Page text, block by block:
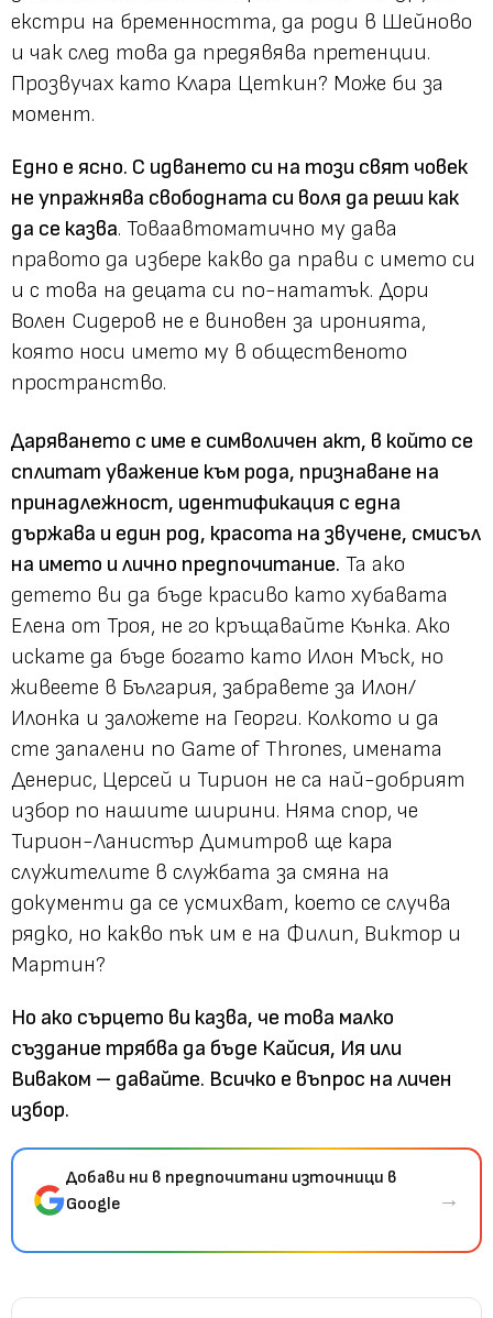
екстри на бременността, да роди в Шейново
и чак след това да предявява претенции.
Прозвучах като Клара Цеткин? Може би за
момент.
Едно е ясно. С идването си на този свят човек
не упражнява свободната си воля да реши как
да се казва. Товаавтоматично му дава
правото да избере какво да прави с името си
и с това на децата си по-нататък. Дори
Волен Сидеров не е виновен за иронията,
която носи името му в общественото
пространство.
Даряването с име е символичен акт, в който се
сплитат уважение към рода, признаване на
принадлежност, идентификация с една
държава и един род, красота на звучене, смисъл
на името и лично предпочитание. Та ако
детето ви да бъде красиво като хубавата
Елена от Троя, не го кръщавайте Кънка. Ако
искате да бъде богато като Илон Мъск, но
живеете в България, забравете за Илон/
Илонка и заложете на Георги. Колкото и да
сте запалени по Game of Тhrones, имената
Денерис, Церсей и Тирион не са най-добрият
избор по нашите ширини. Няма спор, че
Тирион-Ланистър Димитров ще кара
служителите в службата за смяна на
документи да се усмихват, което се случва
рядко, но какво пък им е на Филип, Виктор и
Мартин?
Но ако сърцето ви казва, че това малко
създание трябва да бъде Кайсия, Ия или
Виваком – давайте. Всичко е въпрос на личен
избор.
Добави ни в предпочитани източници в
Google
→